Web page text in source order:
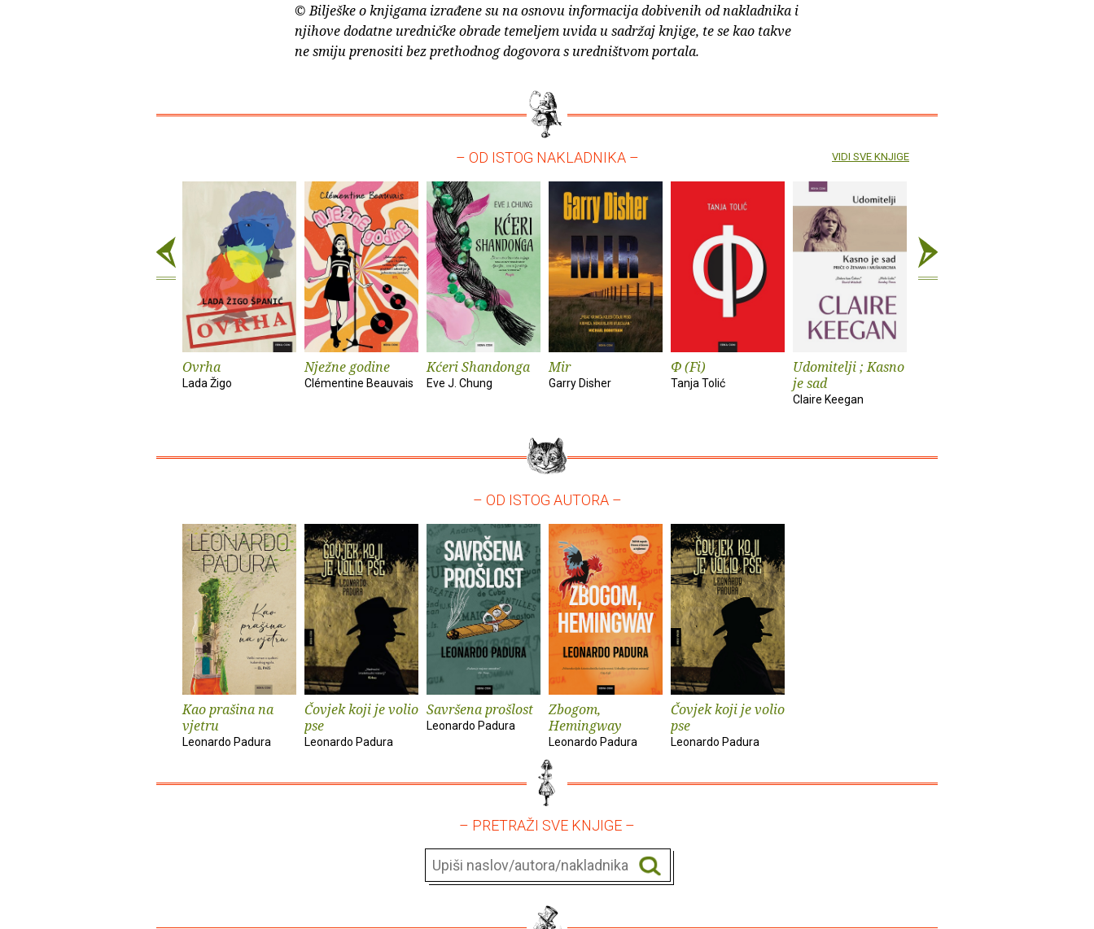
© Bilješke o knjigama izrađene su na osnovu informacija dobivenih od nakladnika i
njihove dodatne uredničke obrade temeljem uvida u sadržaj knjige, te se kao takve
ne smiju prenositi bez prethodnog dogovora s uredništvom portala.
– OD ISTOG NAKLADNIKA –
Ovrha
Lada Žigo
Nježne godine
Clémentine Beauvais
Kćeri Shandonga
Eve J. Chung
Mir
Garry Disher
Φ (Fi)
Tanja Tolić
Udomitelji ; Kasno
je sad
Claire Keegan
VIDI SVE KNJIGE
– OD ISTOG AUTORA –
Kao prašina na
vjetru
Leonardo Padura
Čovjek koji je volio
pse
Leonardo Padura
Savršena prošlost
Leonardo Padura
Zbogom,
Hemingway
Leonardo Padura
Čovjek koji je volio
pse
Leonardo Padura
– PRETRAŽI SVE KNJIGE –